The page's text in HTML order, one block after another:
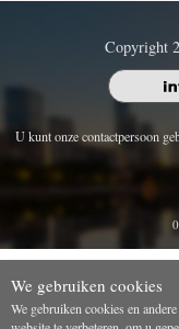
Copyright
U kunt onze contactpersoon
We gebruiken cookies
We gebruiken cookies en